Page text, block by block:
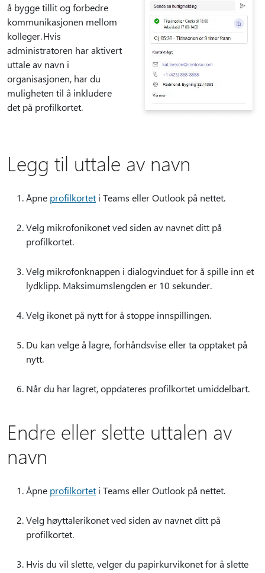
å bygge tillit og forbedre
kommunikasjonen mellom
kolleger. Hvis
administratoren har aktivert
uttale av navn i
organisasjonen, har du
muligheten til å inkludere
det på profilkortet.
Legg til uttale av navn
Åpne profilkortet i Teams eller Outlook på nettet.
Velg mikrofonikonet ved siden av navnet ditt på
profilkortet.
Velg mikrofonknappen i dialogvinduet for å spille inn et
lydklipp. Maksimumslengden er 10 sekunder.
Velg ikonet på nytt for å stoppe innspillingen.
Du kan velge å lagre, forhåndsvise eller ta opptaket på
nytt.
Når du har lagret, oppdateres profilkortet umiddelbart.
Endre eller slette uttalen av
navn
Åpne profilkortet i Teams eller Outlook på nettet.
Velg høyttalerikonet ved siden av navnet ditt på
profilkortet.
Hvis du vil slette, velger du papirkurvikonet for å slette